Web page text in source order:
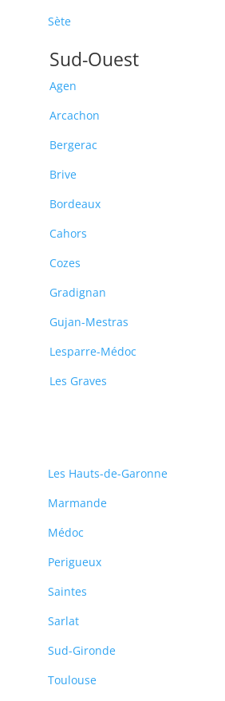
Sète
Sud-Ouest
Agen
Arcachon
Bergerac
Brive
Bordeaux
Cahors
Cozes
Gradignan
Gujan-Mestras
Lesparre-Médoc
Les Graves
Les Hauts-de-Garonne
Marmande
Médoc
Perigueux
Saintes
Sarlat
Sud-Gironde
Toulouse